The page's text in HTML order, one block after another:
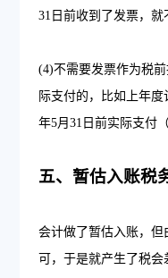
31日前收到了发票，就
(4)不需要发票作为税
际支付的，比如上年
年5月31日前实际支付
五、暂估入账税
会计做了暂估入账，
可，于是就产生了税